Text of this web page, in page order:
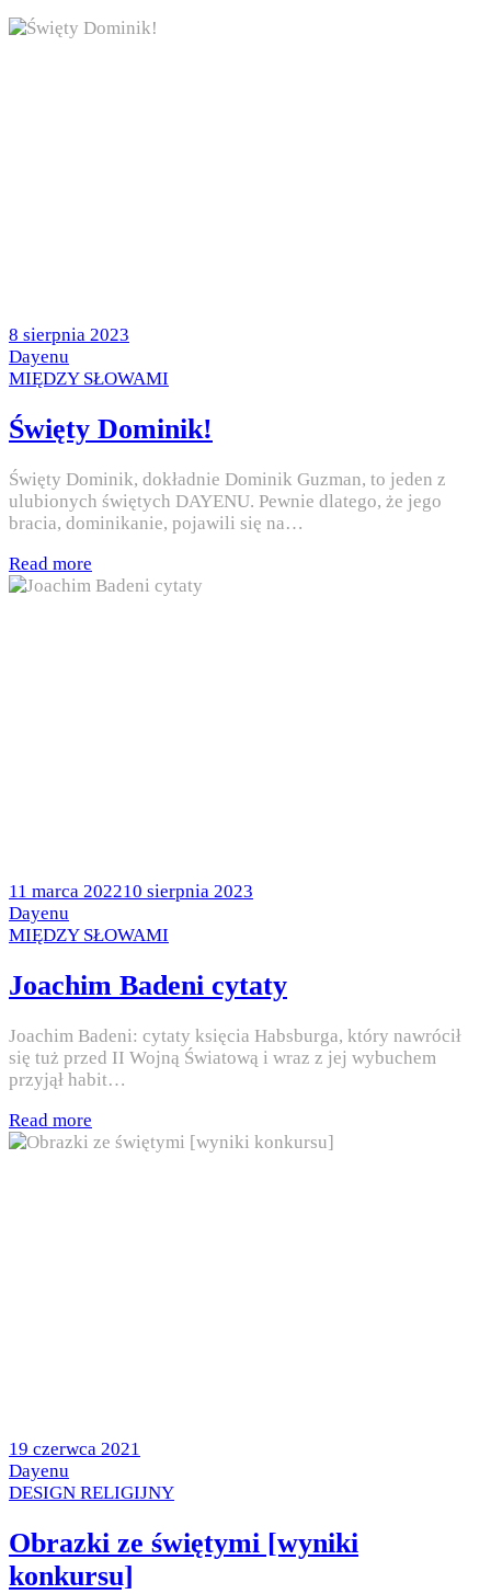
Posted
on
8 sierpnia 2023
by
Dayenu
Posted
MIĘDZY SŁOWAMI
Święty Dominik!
Święty Dominik, dokładnie Dominik Guzman, to jeden z
ulubionych świętych DAYENU. Pewnie dlatego, że jego
bracia, dominikanie, pojawili się na…
Read more
Posted
on
11 marca 202210 sierpnia 2023
by
Dayenu
Posted
MIĘDZY SŁOWAMI
Joachim Badeni cytaty
Joachim Badeni: cytaty księcia Habsburga, który nawrócił
się tuż przed II Wojną Światową i wraz z jej wybuchem
przyjął habit…
Read more
Posted
on
19 czerwca 2021
by
Dayenu
Posted
DESIGN RELIGIJNY
Obrazki ze świętymi [wyniki
konkursu]